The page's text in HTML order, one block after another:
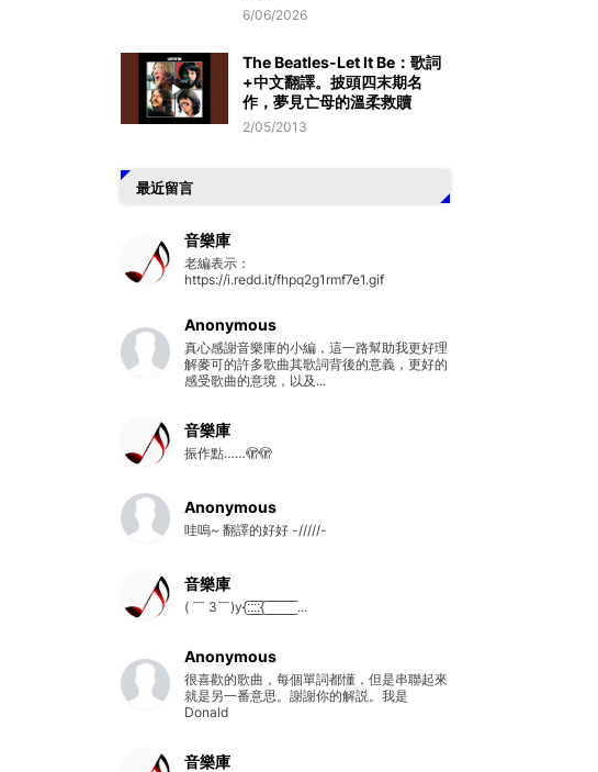
6/06/2026
The Beatles-Let It Be：歌詞
+中文翻譯。披頭四末期名
作，夢見亡母的溫柔救贖
2/05/2013
最近留言
音樂庫
老編表示：
https://i.redd.it/fhpq2g1rmf7e1.gif
Anonymous
真心感謝音樂庫的小編，這一路幫助我更好理
解麥可的許多歌曲其歌詞背後的意義，更好的
感受歌曲的意境，以及...
音樂庫
振作點……🫣🫣
Anonymous
哇嗚~ 翻譯的好好 -/////-
音樂庫
( ￣ 3￣)y{:̲̅:̲̅:̲̅:̲̅{ ̲̅ ̲̅ ̲̅ ̲̅ ̲̅ ̲̅ ̲̅ ̲̅ ̲̅ ...
Anonymous
很喜歡的歌曲，每個單詞都懂，但是串聯起來
就是另一番意思。謝謝你的解説。我是
Donald
音樂庫